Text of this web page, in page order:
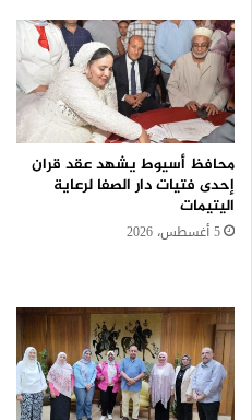
محافظ أسيوط يشهد عقد قران
إحدى فتيات دار الصفا لرعاية
اليتيمات
5 أغسطس، 2026